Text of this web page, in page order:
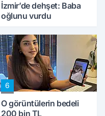
İzmir’de dehşet: Baba
oğlunu vurdu
6
O görüntülerin bedeli
200 bin TL